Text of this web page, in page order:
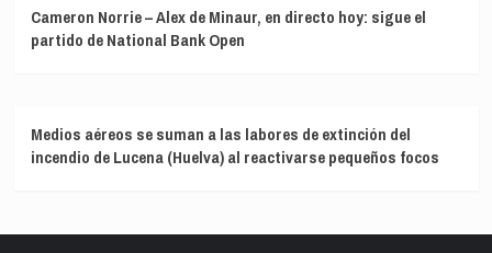
Cameron Norrie – Alex de Minaur, en directo hoy: sigue el
partido de National Bank Open
Medios aéreos se suman a las labores de extinción del
incendio de Lucena (Huelva) al reactivarse pequeños focos